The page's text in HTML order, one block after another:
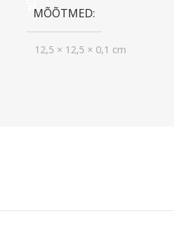
MÕÕTMED
12,5 × 12,5 × 0,1 cm